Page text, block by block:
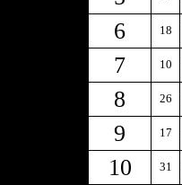
6 18
7 10
8 26
9 17
10 31